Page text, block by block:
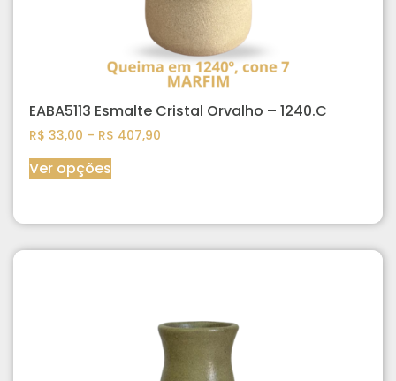
EABA5113 Esmalte Cristal Orvalho – 1240.C
R$ 33,00 – R$ 407,90
Ver opções